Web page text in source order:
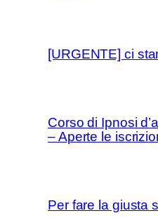
[URGENTE] ci
Corso di Ipnosi
– Aperte le
Per fare la giusta